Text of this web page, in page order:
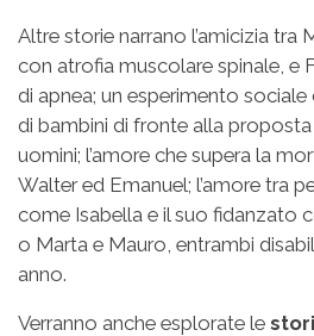
Altre storie narrano l’amicizia tra
con atrofia muscolare spinale, e
di apnea; un esperimento
di bambini di fronte alla
uomini; l’amore che supera la
Walter ed Emanuel; l’amore tra
come Isabella e il suo fidanzato
o Marta e Mauro, entrambi
anno.
Verranno anche esplorate le